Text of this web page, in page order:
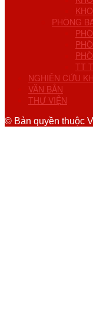
PHÒNG
TT
NGHIÊN CỨU
VĂN BẢN
THƯ VIỆN
© Bản quyền thuộc